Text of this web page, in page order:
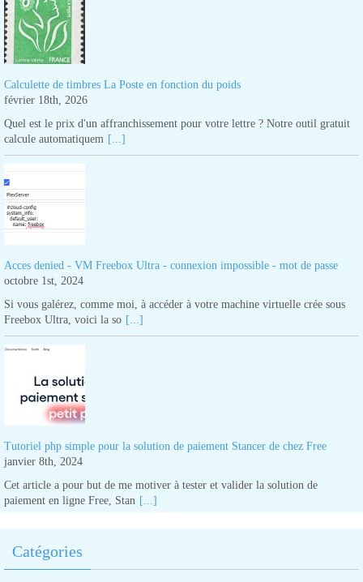
Calculette de timbres La Poste en fonction du poids
février 18th, 2026
Quel est le prix d'un affranchissement pour votre lettre ? Notre outil gratuit
calcule automatiquem [...]
Acces denied - VM Freebox Ultra - connexion impossible - mot de passe
octobre 1st, 2024
Si vous galérez, comme moi, à accéder à votre machine virtuelle crée sous
Freebox Ultra, voici la so [...]
Tutoriel php simple pour la solution de paiement Stancer de chez Free
janvier 8th, 2024
Cet article a pour but de me motiver à tester et valider la solution de
paiement en ligne Free, Stan [...]
Catégories